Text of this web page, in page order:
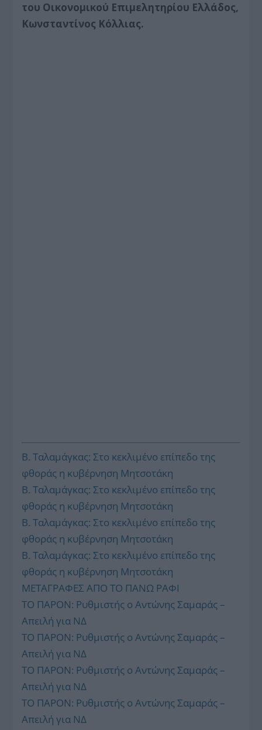
του Οικονομικού Επιμελητηρίου Ελλάδος,
Κωνσταντίνος Κόλλιας.
Β. Ταλαμάγκας: Στο κεκλιμένο επίπεδο της
φθοράς η κυβέρνηση Μητσοτάκη
Β. Ταλαμάγκας: Στο κεκλιμένο επίπεδο της
φθοράς η κυβέρνηση Μητσοτάκη
Β. Ταλαμάγκας: Στο κεκλιμένο επίπεδο της
φθοράς η κυβέρνηση Μητσοτάκη
Β. Ταλαμάγκας: Στο κεκλιμένο επίπεδο της
φθοράς η κυβέρνηση Μητσοτάκη
ΜΕΤΑΓΡΑΦΕΣ ΑΠΟ ΤΟ ΠΑΝΩ ΡΑΦΙ
ΤΟ ΠΑΡΟΝ: Ρυθμιστής ο Αντώνης Σαμαράς –
Απειλή για ΝΔ
ΤΟ ΠΑΡΟΝ: Ρυθμιστής ο Αντώνης Σαμαράς –
Απειλή για ΝΔ
ΤΟ ΠΑΡΟΝ: Ρυθμιστής ο Αντώνης Σαμαράς –
Απειλή για ΝΔ
ΤΟ ΠΑΡΟΝ: Ρυθμιστής ο Αντώνης Σαμαράς –
Απειλή για ΝΔ